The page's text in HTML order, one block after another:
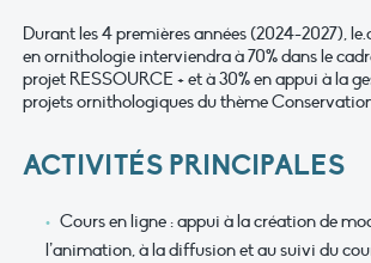
Durant les 4 premières années (2024-2027),
en ornithologie interviendra à 70% dans le
projet RESSOURCE + et à 30% en appui à la
projets ornithologiques du thème Conservation
ACTIVITÉS PRINCIPALES
Cours en ligne : appui à la création de
l’animation, à la diffusion et au suivi du